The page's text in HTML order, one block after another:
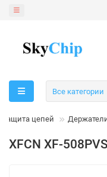
Все категории
Защита цепей
XFCN XF-